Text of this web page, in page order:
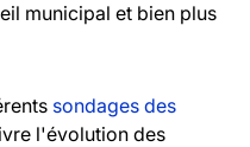
municipal et bien plus
sondages des
l'évolution des